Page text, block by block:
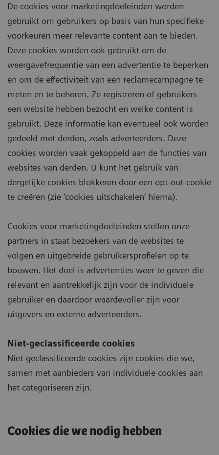
De cookies voor marketingdoeleinden worden
gebruikt om gebruikers op basis van hun specifieke
voorkeuren meer relevante content aan te bieden.
Deze cookies worden ook gebruikt om de
weergavefrequentie van een advertentie te beperken
en om de effectiviteit van een reclamecampagne te
meten en te beheren. Ze registreren of gebruikers
een website hebben bezocht en welke content is
gebruikt. Deze informatie kan eventueel ook worden
gedeeld met derden, zoals adverteerders. Deze
cookies worden vaak gekoppeld aan de functies van
websites van derden. U kunt het gebruik van
dergelijke cookies blokkeren door een opt-out-cookie
te creëren (zie ‘cookies uitschakelen’ hierna).
Cookies voor marketingdoeleinden stellen onze
partners in staat bezoekers van de websites te
volgen en uitgebreide gebruikersprofielen op te
bouwen. Het doel is advertenties weer te geven die
relevant en aantrekkelijk zijn voor de individuele
gebruiker en daardoor waardevoller zijn voor
uitgevers en externe adverteerders.
Niet-geclassificeerde cookies
Niet-geclassificeerde cookies zijn cookies die we,
samen met aanbieders van individuele cookies aan
het categoriseren zijn.
Cookies die we nodig hebben